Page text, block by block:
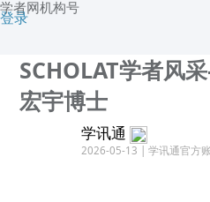
学者网机构号
登录
SCHOLAT学者风
宏宇博士
学讯通
2026-05-13 | 学讯通官方